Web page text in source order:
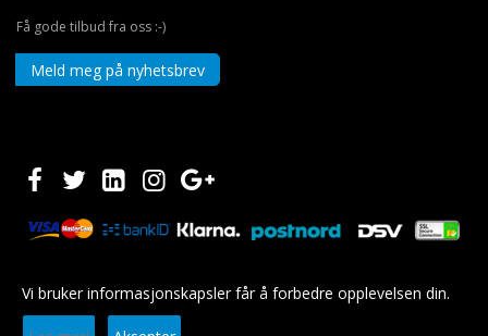
Vi bruker informasjonskapsler får å forbedre opplevelsen din.
Få gode tilbud fra oss :-)
Meld meg på nyhetsbrev
Copyright © 2020 EUROSHOPPER GROUP AS. Alle rettigheter forbeholdt.